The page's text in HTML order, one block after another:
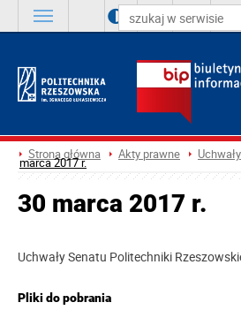
A A A
Strona główna Akty prawne
marca 2017 r.
30 marca 2017 r.
Uchwały Senatu Politechniki
Pliki do pobrania